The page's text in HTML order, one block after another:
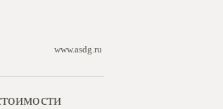
www.asdg.ru